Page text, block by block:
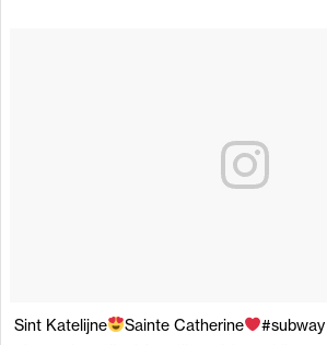
Sint Katelijne Sainte Catherine